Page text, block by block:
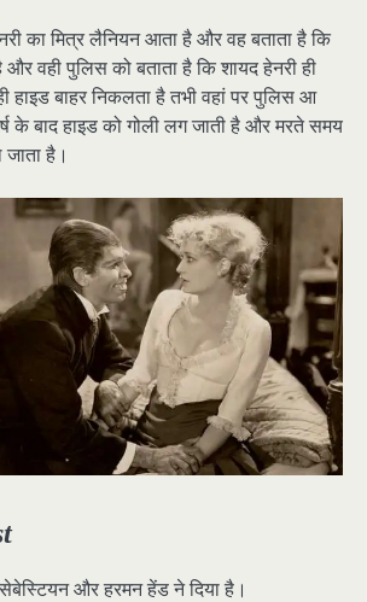
का मित्र लैनियन आता है और वह बताता है कि
वही पुलिस को बताता है कि शायद हेनरी ही
बाहर निकलता है तभी वहां पर पुलिस आ
के बाद हाइड को गोली लग जाती है और मरते समय
है।
और हरमन हेंड ने दिया है।